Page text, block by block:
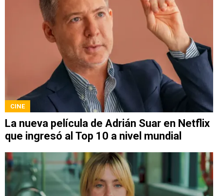
CINE
La nueva película de Adrián Suar en Netflix
que ingresó al Top 10 a nivel mundial